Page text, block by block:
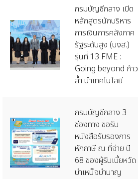
กรมบัญชีกลาง เปิด
หลักสูตรนักบริหาร
การเงินการคลังภาค
รัฐระดับสูง (บงส.)
รุ่นที่ 13 FME :
Going beyond ก้าว
ล้ำ นำเทคโนโลยี
กรมบัญชีกลาง 3
ช่องทาง ขอรับ
หนังสือรับรองการ
หักภาษี ณ ที่จ่าย ปี
68 ของผู้รับเบี้ยหวัด
บำเหน็จบำนาญ